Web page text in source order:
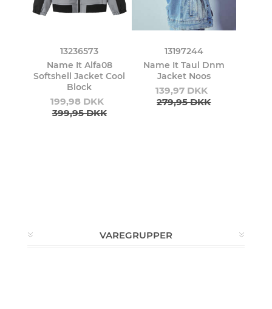
13236573
Name It Alfa08
Softshell Jacket Cool
Block
199,98 DKK
399,95 DKK
13197244
Name It Taul Dnm
Jacket Noos
139,97 DKK
279,95 DKK
VAREGRUPPER